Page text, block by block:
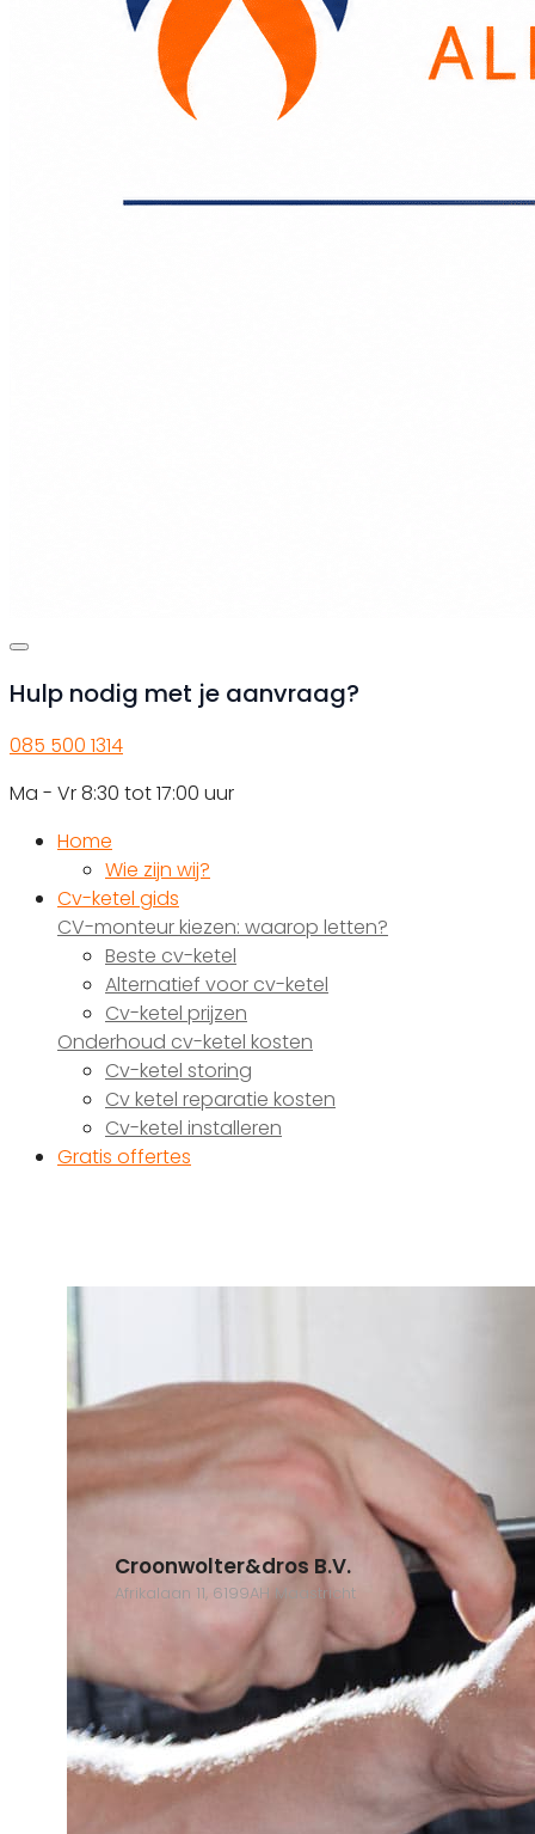
Hulp nodig met je aanvraag?
085 500 1314
Ma - Vr 8:30 tot 17:00 uur
Home
Wie zijn wij?
Cv-ketel gids
CV-monteur kiezen: waarop letten?
Beste cv-ketel
Alternatief voor cv-ketel
Cv-ketel prijzen
Onderhoud cv-ketel kosten
Cv-ketel storing
Cv ketel reparatie kosten
Cv-ketel installeren
Gratis offertes
Croonwolter&dros B.V.
Afrikalaan 11, 6199AH Maastricht